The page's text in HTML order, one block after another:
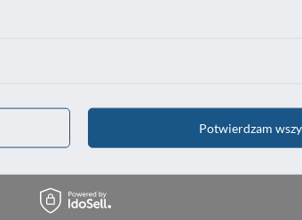
Potwierdzam